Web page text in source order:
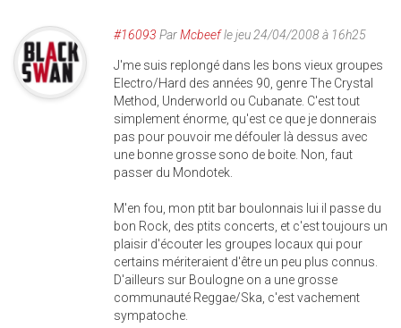
#16093 ParMcbeefle jeu 24/04/2008 à 16h25
J'me suis replongé dans les bons vieux groupes
Electro/Hard des années 90, genre The Crystal
Method, Underworld ou Cubanate. C'est tout
simplement énorme, qu'est ce que je donnerais
pas pour pouvoir me défouler là dessus avec
une bonne grosse sono de boite. Non, faut
passer du Mondotek.
M'en fou, mon ptit bar boulonnais lui il passe du
bon Rock, des ptits concerts, et c'est toujours un
plaisir d'écouter les groupes locaux qui pour
certains mériteraient d'être un peu plus connus.
D'ailleurs sur Boulogne on a une grosse
communauté Reggae/Ska, c'est vachement
sympatoche.